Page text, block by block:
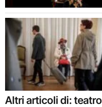
Altri articoli di: